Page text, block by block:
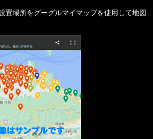
置場所をグーグルマイマップを使用して地図